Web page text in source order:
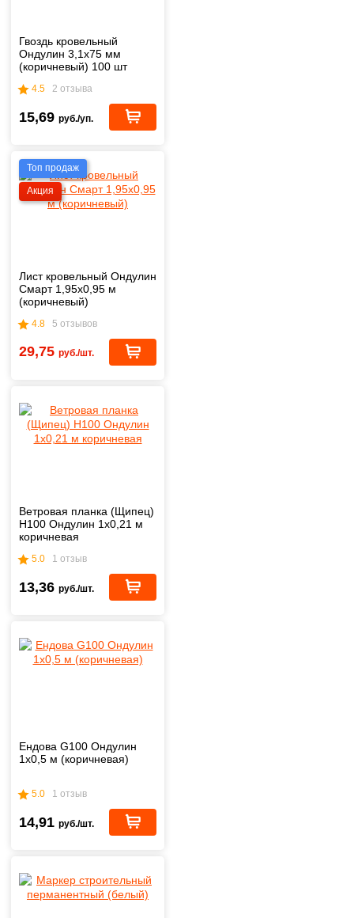
Гвоздь кровельный
Ондулин 3,1х75 мм
(коричневый) 100 шт
4.5 2 отзыва
15,69 руб./уп.
Топ продаж
Акция
Лист кровельный Ондулин
Смарт 1,95х0,95 м
(коричневый)
4.8 5 отзывов
29,75 руб./шт.
Ветровая планка (Щипец)
H100 Ондулин 1х0,21 м
коричневая
5.0 1 отзыв
13,36 руб./шт.
Ендова G100 Ондулин
1х0,5 м (коричневая)
5.0 1 отзыв
14,91 руб./шт.